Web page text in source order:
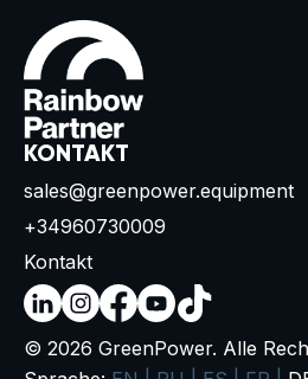
KONTAKT
sales@greenpower.equipment
+34960730009
Kontakt
© 2026 GreenPower. Alle